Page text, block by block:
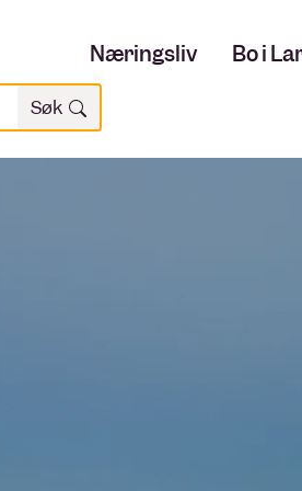
Næringsliv Bo i
Søk